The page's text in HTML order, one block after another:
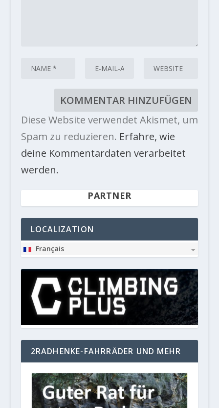
Diese Website verwendet Akismet, um
Spam zu reduzieren. Erfahre, wie
deine Kommentardaten verarbeitet
werden.
PARTNER
LOCALIZATION
Français
2RADHENKE-FAHRRÄDER UND MEHR